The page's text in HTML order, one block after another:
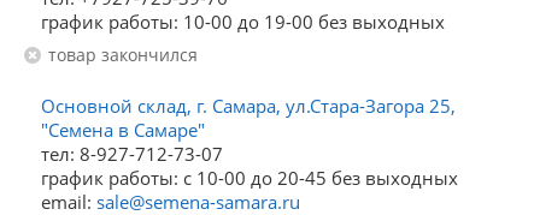
график работы: 10-00 до 19-00 без выходных
Товар закончился
Основной склад, г. Самара, ул.Стара-Загора 25,
"Семена в Самаре"
тел: 8-927-712-73-07
график работы: с 10-00 до 20-45 без выходных
email: sale@semena-samara.ru